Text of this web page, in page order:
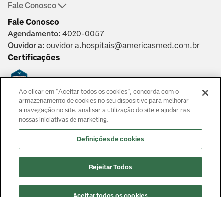
Fale Conosco
Agendamento: 4020-0057
Ouvidoria: ouvidoria.hospitais@americasmed.com.br
Certificações
Saber mais
Fale Conosco
Responsáveis técnicos: Alphaville: Dr. João Paulo Muaccad Gama
135237
Ao clicar em "Aceitar todos os cookies", concorda com o
armazenamento de cookies no seu dispositivo para melhorar
a navegação no site, analisar a utilização do site e ajudar nas
nossas iniciativas de marketing.
Definições de cookies
Rejeitar Todos
Aceitar todos os cookies